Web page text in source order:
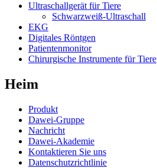
Ultraschallgerät für Tiere
Schwarzweiß-Ultraschall
EKG
Digitales Röntgen
Patientenmonitor
Chirurgische Instrumente für Tiere
Heim
Produkt
Dawei-Gruppe
Nachricht
Dawei-Akademie
Kontaktieren Sie uns
Datenschutzrichtlinie